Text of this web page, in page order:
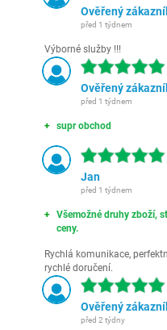
Ověřený
před 1 týdnem
Výborné služby !!!
Ověřený
před 1 týdnem
supr obchod
Jan
před 1 týdnem
Všemožné druhy zboží,
ceny.
Rychlá komunikace,
rychlé doručení.
Ověřený
před 2 týdny